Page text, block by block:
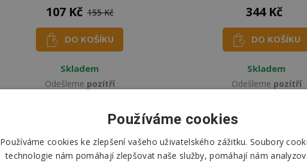
107 Kč 155 Kč
DO KOŠÍKU
Skladem
Odešleme pozítří
344 Kč
DO KOŠÍKU
Skladem
Odešleme pozítří
Používáme cookies
Používáme cookies ke zlepšení vašeho uživatelského zážitku. Soubory
technologie nám pomáhají zlepšovat naše služby, pomáhají nám